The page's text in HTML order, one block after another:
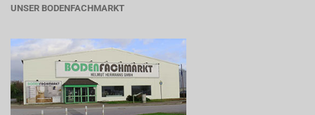
UNSER BODENFACHMARKT